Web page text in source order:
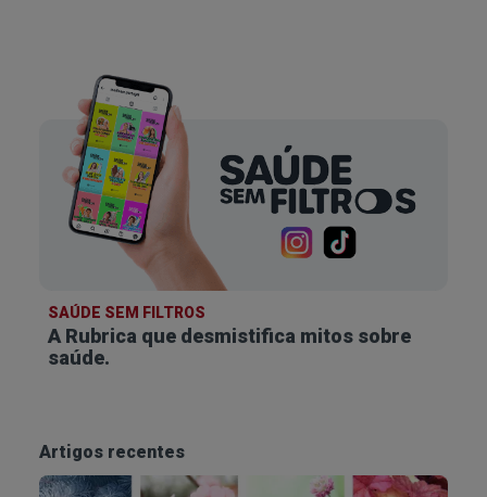
SAÚDE SEM FILTROS
A Rubrica que desmistifica mitos sobre
saúde.
Artigos recentes